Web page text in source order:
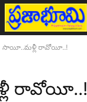
సాయీ..మళ్లీ రావోయీ..!
రావోయీ..!